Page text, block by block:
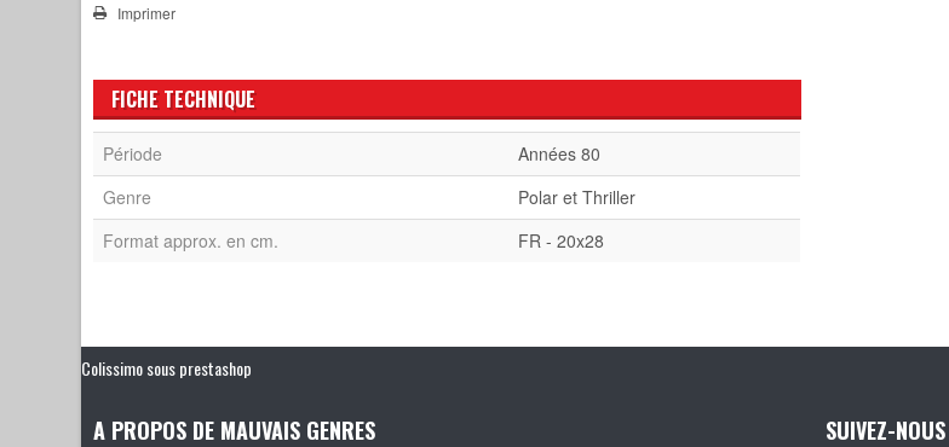
Imprimer
FICHE TECHNIQUE
Période
Années 80
Genre
Polar et Thriller
Format approx. en cm.
FR - 20x28
Colissimo sous prestashop
A PROPOS DE MAUVAIS GENRES SUIVEZ-NOUS